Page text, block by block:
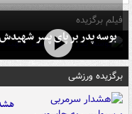
فیلم برگزیده
بوسه‌ پدر بر پای پسر شهیدش
برگزیده ورزشی